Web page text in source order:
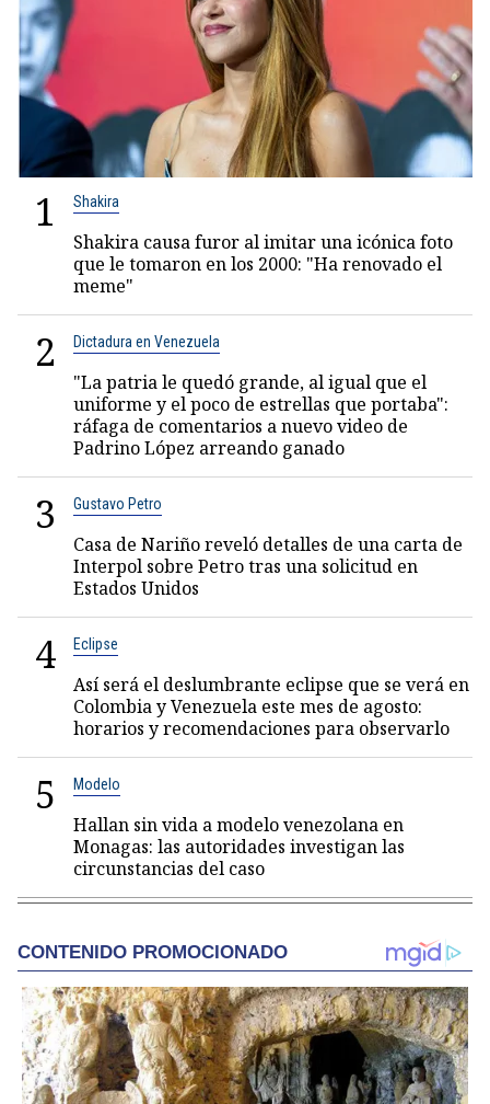
1 Shakira
Shakira causa furor al imitar una icónica foto
que le tomaron en los 2000: "Ha renovado el
meme"
2 Dictadura en Venezuela
"La patria le quedó grande, al igual que el
uniforme y el poco de estrellas que portaba":
ráfaga de comentarios a nuevo video de
Padrino López arreando ganado
3 Gustavo Petro
Casa de Nariño reveló detalles de una carta de
Interpol sobre Petro tras una solicitud en
Estados Unidos
4 Eclipse
Así será el deslumbrante eclipse que se verá en
Colombia y Venezuela este mes de agosto:
horarios y recomendaciones para observarlo
5 Modelo
Hallan sin vida a modelo venezolana en
Monagas: las autoridades investigan las
circunstancias del caso